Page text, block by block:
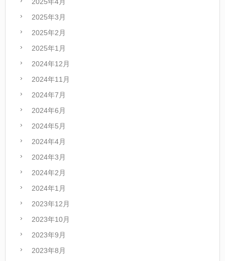
2025年3月
2025年2月
2025年1月
2024年12月
2024年11月
2024年7月
2024年6月
2024年5月
2024年4月
2024年3月
2024年2月
2024年1月
2023年12月
2023年10月
2023年9月
2023年8月